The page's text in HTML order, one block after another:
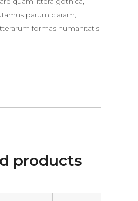
parum claram,
formas humanitatis
products